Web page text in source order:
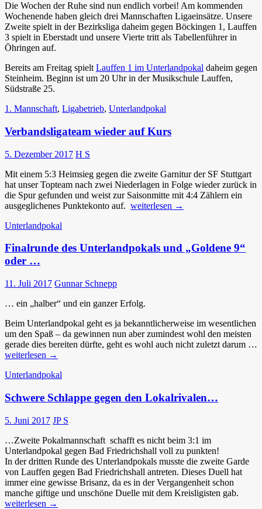
Die Wochen der Ruhe sind nun endlich vorbei! Am kommenden
Wochenende haben gleich drei Mannschaften Ligaeinsätze. Unsere
Zweite spielt in der Bezirksliga daheim gegen Böckingen 1, Lauffen
3 spielt in Eberstadt und unsere Vierte tritt als Tabellenführer in
Öhringen auf.
Bereits am Freitag spielt Lauffen 1 im Unterlandpokal daheim gegen
Steinheim. Beginn ist um 20 Uhr in der Musikschule Lauffen,
Südstraße 25.
1. Mannschaft, Ligabetrieb, Unterlandpokal
Verbandsligateam wieder auf Kurs
5. Dezember 2017 H S
Mit einem 5:3 Heimsieg gegen die zweite Garnitur der SF Stuttgart
hat unser Topteam nach zwei Niederlagen in Folge wieder zurück in
die Spur gefunden und weist zur Saisonmitte mit 4:4 Zählern ein
ausgeglichenes Punktekonto auf. Verbandsligateam
weiterlesen →
Unterlandpokal
Finalrunde des Unterlandpokals und „Goldene 9“
oder …
11. Juli 2017 Gunnar Schnepp
… ein „halber“ und ein ganzer Erfolg.
Beim Unterlandpokal geht es ja bekanntlicherweise im wesentlichen
um den Spaß – da gewinnen nun aber zumindest wohl den meisten
gerade dies bereiten dürfte, geht es wohl auch nicht zuletzt darum …
Finalrunde
Unterlandpokals
„Goldene
oder
…
weiterlesen →
Unterlandpokal
Schwere Schlappe gegen den Lokalrivalen…
5. Juni 2017 JP S
…Zweite Pokalmannschaft schafft es nicht beim 3:1 im
Unterlandpokal gegen Bad Friedrichshall voll zu punkten!
In der dritten Runde des Unterlandpokals musste die zweite Garde
von Lauffen gegen Bad Friedrichshall antreten. Dieses Duell hat
immer eine gewisse Brisanz, da es in der Vergangenheit schon
manche giftige und unschöne Duelle mit dem Kreisligisten gab.
weiterlesen →